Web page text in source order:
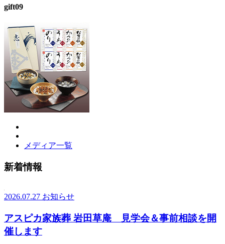
gift09
メディア一覧
新着情報
2026.07.27 お知らせ
アスピカ家族葬 岩田草庵 見学会＆事前相談を開
催します